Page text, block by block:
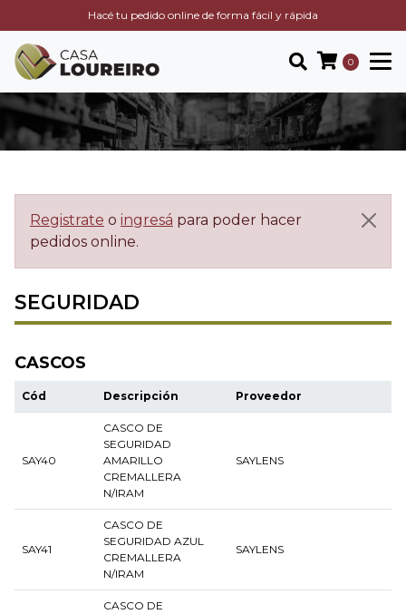
Hacé tu pedido online de forma fácil y rápida
0
Registrate o ingresá para poder hacer
pedidos online.
SEGURIDAD
CASCOS
Cód Descripción Proveedor
SAY40
CASCO DE
SEGURIDAD
AMARILLO
CREMALLERA
N/IRAM
SAYLENS
SAY41
CASCO DE
SEGURIDAD AZUL
CREMALLERA
N/IRAM
SAYLENS
CASCO DE